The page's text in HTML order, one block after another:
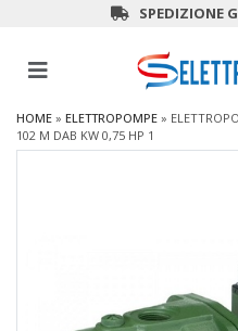
SPEDIZIONE
HOME » ELETTROPOMPE »
102 M DAB KW 0,75 HP 1